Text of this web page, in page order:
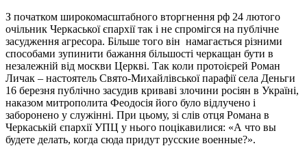
З початком широкомасштабного вторгнення рф 24 лютого
очільник Черкаської єпархії так і не спромігся на публічне
засудження агресора. Більше того він намагається різними
способами зупинити бажання більшості черкащан бути в
незалежній від москви Церкві. Так коли протоієрей Роман
Личак – настоятель Свято-Михайлівської парафії села Деньги
16 березня публічно засудив криваві злочини росіян в Україні,
наказом митрополита Феодосія його було відлучено і
заборонено у служінні. При цьому, зі слів отця Романа в
Черкаській єпархії УПЦ у нього поцікавилися: «А что вы
будете делать, когда сюда придут русские военные?».